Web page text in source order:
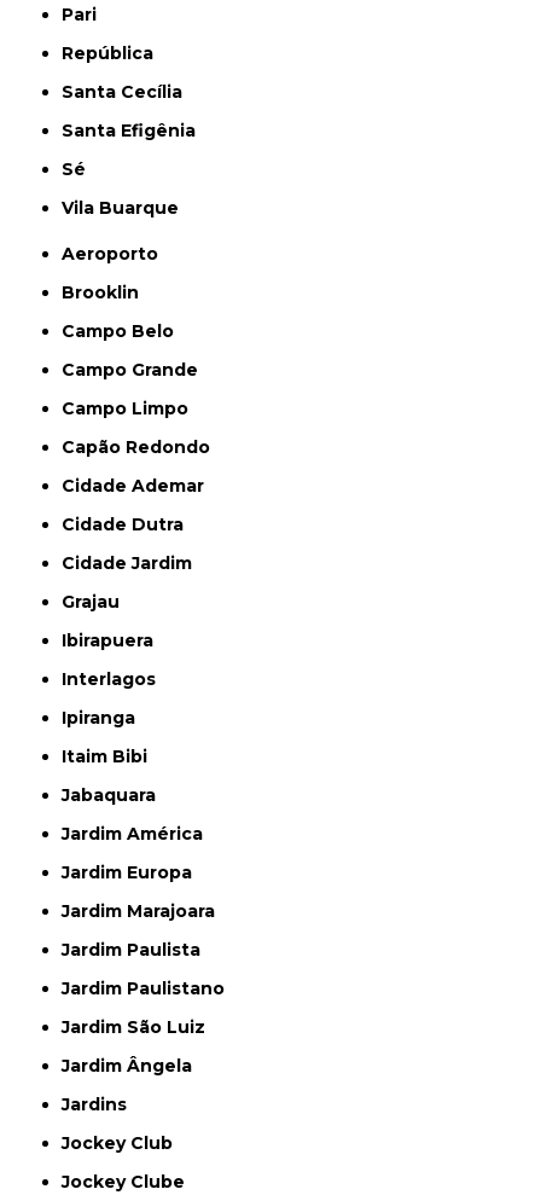
Pari
República
Santa Cecília
Santa Efigênia
Sé
Vila Buarque
Aeroporto
Brooklin
Campo Belo
Campo Grande
Campo Limpo
Capão Redondo
Cidade Ademar
Cidade Dutra
Cidade Jardim
Grajau
Ibirapuera
Interlagos
Ipiranga
Itaim Bibi
Jabaquara
Jardim América
Jardim Europa
Jardim Marajoara
Jardim Paulista
Jardim Paulistano
Jardim São Luiz
Jardim Ângela
Jardins
Jockey Club
Jockey Clube